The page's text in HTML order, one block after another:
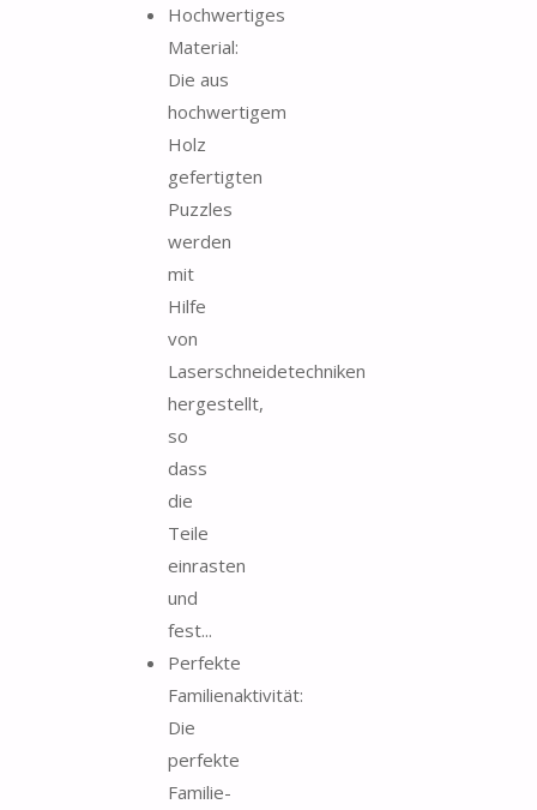
Hochwertiges
Material:
Die aus
hochwertigem
Holz
gefertigten
Puzzles
werden
mit
Hilfe
von
Laserschneidetechniken
hergestellt,
so
dass
die
Teile
einrasten
und
fest...
Perfekte
Familienaktivität:
Die
perfekte
Familie-